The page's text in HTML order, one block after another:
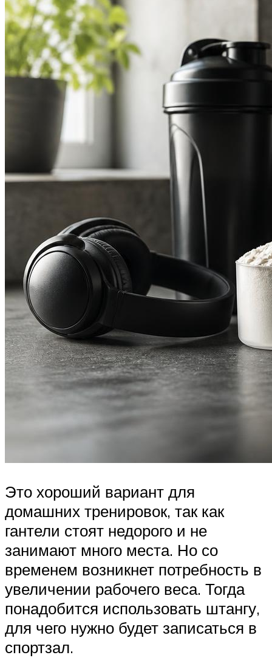
Это хороший вариант для
домашних тренировок, так как
гантели стоят недорого и не
занимают много места. Но со
временем возникнет потребность в
увеличении рабочего веса. Тогда
понадобится использовать штангу,
для чего нужно будет записаться в
спортзал.